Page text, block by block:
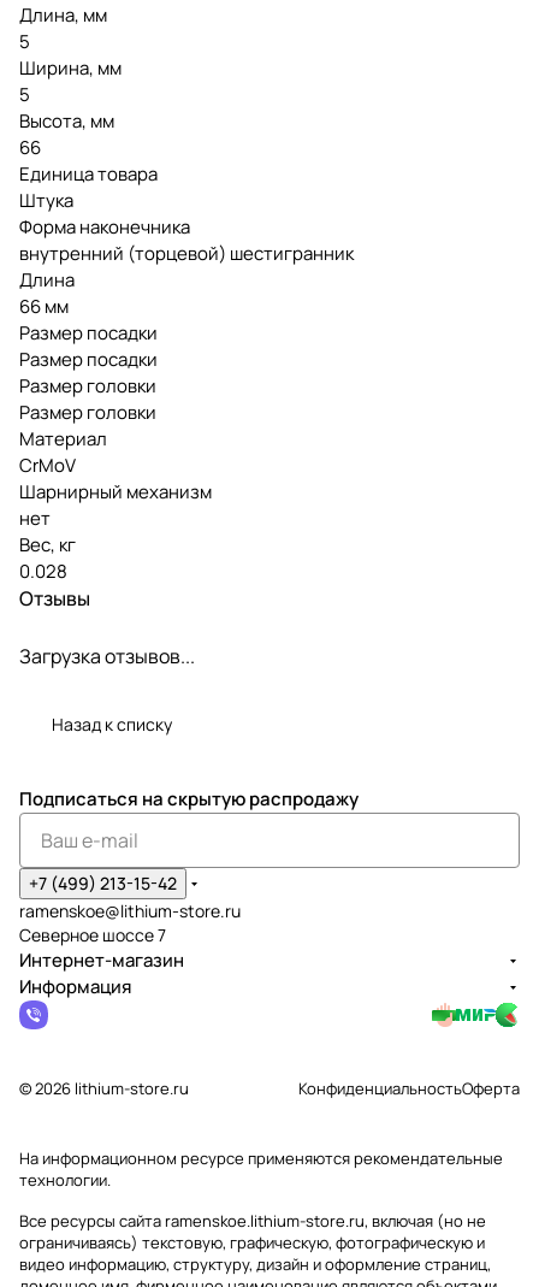
Длина, мм
5
Ширина, мм
5
Высота, мм
66
Единица товара
Штука
Форма наконечника
внутренний (торцевой) шестигранник
Длина
66 мм
Размер посадки
Размер посадки
Размер головки
Размер головки
Материал
CrMoV
Шарнирный механизм
нет
Вес, кг
0.028
Отзывы
Загрузка отзывов...
Назад к списку
Подписаться на скрытую распродажу
+7 (499) 213-15-42
ramenskoe@lithium-store.ru
Северное шоссе 7
Интернет-магазин
Информация
© 2026 lithium-store.ru КонфиденциальностьОферта
На информационном ресурсе применяютсярекомендательные
технологии.
Все ресурсы сайта ramenskoe.lithium-store.ru, включая (но не
ограничиваясь) текстовую, графическую, фотографическую и
видео информацию, структуру, дизайн и оформление страниц,